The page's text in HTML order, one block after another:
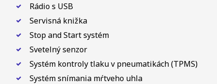
Rádio s USB
Servisná knižka
Stop and Start systém
Svetelný senzor
Systém kontroly tlaku v pneumatikách (TPMS)
Systém snímania mŕtveho uhla